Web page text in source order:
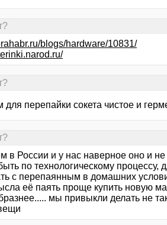
blogs/hardware/10831/
для перепайки сокета чистое и
в России и у нас наверное оно и не
по технологическому
с перепаянным в домашних
её паять проще купить новую
мы привыкли делать не